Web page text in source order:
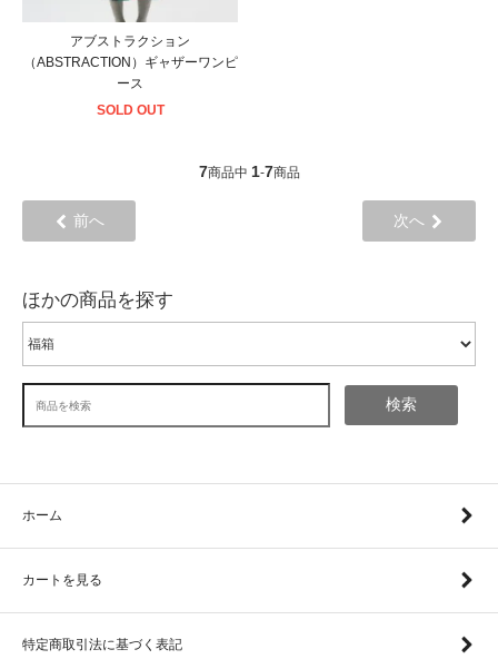
アブストラクション
（ABSTRACTION）ギャザーワンピ
ース
SOLD OUT
7商品中 1-7商品
前へ 次へ
ほかの商品を探す
検索
ホーム
カートを見る
特定商取引法に基づく表記